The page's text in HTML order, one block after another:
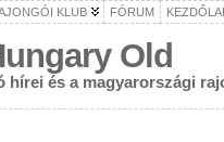
KLUB FÓRUM
Old
hírei és a magyarországi